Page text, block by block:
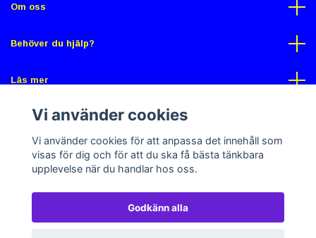
Om oss
Behöver du hjälp?
Läs mer
Sociala medier
Vi använder cookies
Vi använder cookies för att anpassa det innehåll som
visas för dig och för att du ska få bästa tänkbara
upplevelse när du handlar hos oss.
Godkänn alla